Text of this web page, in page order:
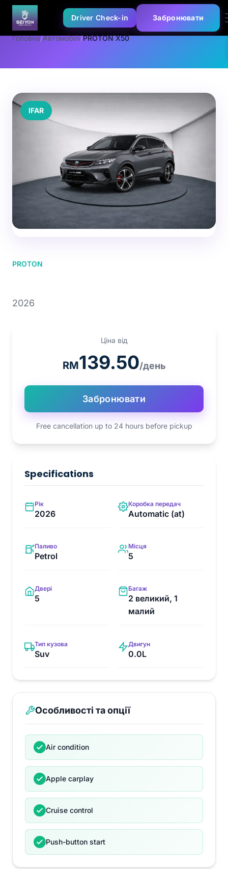
Driver Check-in Забронювати
Головна/Автомобілі/PROTON X50
IFAR
PROTON
2026
Ціна від
RM139.50/день
Забронювати
Free cancellation up to 24 hours before pickup
Specifications
Рік
2026
Коробка передач
Automatic (at)
Паливо
Petrol
Місця
5
Двері
5
Багаж
2 великий, 1
малий
Тип кузова
Suv
Двигун
0.0L
Особливості та опції
Air condition
Apple carplay
Cruise control
Push-button start